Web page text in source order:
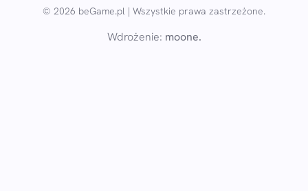
© 2026 beGame.pl | Wszystkie prawa zastrzeżone.
Wdrożenie: moone.